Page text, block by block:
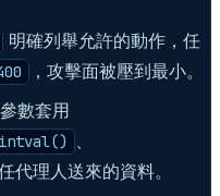
明確列舉允許的動作，任
，攻擊面被壓到最小。
數套用
intval()
代理人送來的資料。